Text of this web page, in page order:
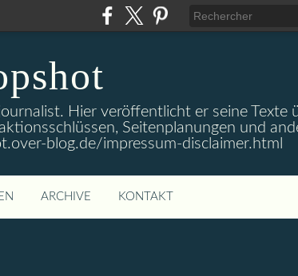
Hier veröffentlicht er seine Texte
Seitenplanungen und
blog.de/impressum-disclaimer.html
ARCHIVE KONTAKT